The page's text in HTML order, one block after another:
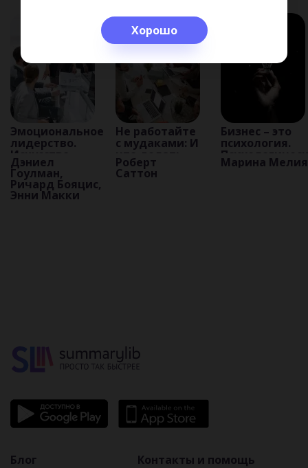
Эмоциональное
лидерство.
Искусство
управления
людьми на
основе
эмоционального
Дэниел
Гоулман,
Ричард Бояцис,
Энни Макки
Не работайте
с мудаками: И
что делать,
если они
вокруг вас
Роберт
Саттон
Бизнес – это
психология.
координаты
Марина Мелия
Блог Контакты и помощь
Хорошо